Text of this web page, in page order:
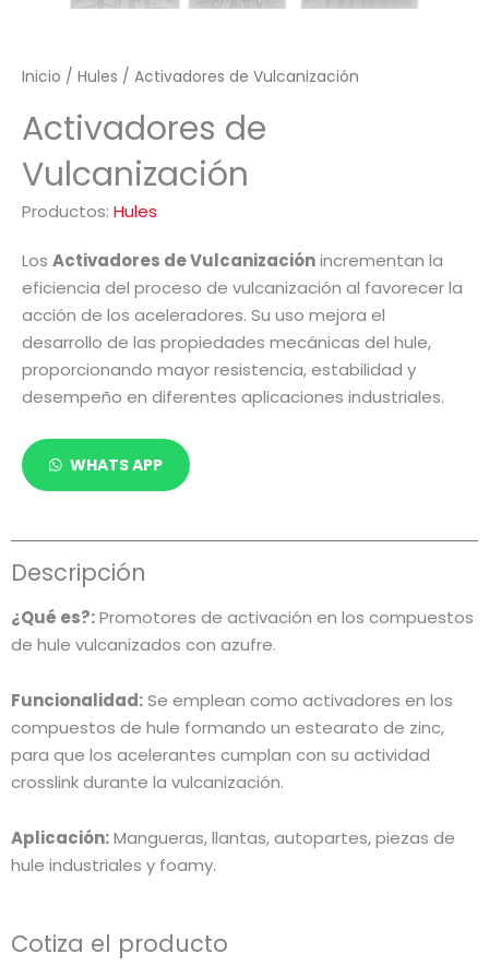
Inicio / Hules / Activadores de Vulcanización
Activadores de
Vulcanización
Productos: Hules
Los Activadores de Vulcanizaciónincrementan la
eficiencia del proceso de vulcanización al favorecer la
acción de los aceleradores. Su uso mejora el
desarrollo de las propiedades mecánicas del hule,
proporcionando mayor resistencia, estabilidad y
desempeño en diferentes aplicaciones industriales.
WHATS APP
Descripción
¿Qué es?:Promotores de activación en los compuestos
de hule vulcanizados con azufre.
Funcionalidad:Se emplean como activadores en los
compuestos de hule formando un estearato de zinc,
para que los acelerantes cumplan con su actividad
crosslink durante la vulcanización.
Aplicación:Mangueras, llantas, autopartes, piezas de
hule industriales y foamy.
Cotiza el producto